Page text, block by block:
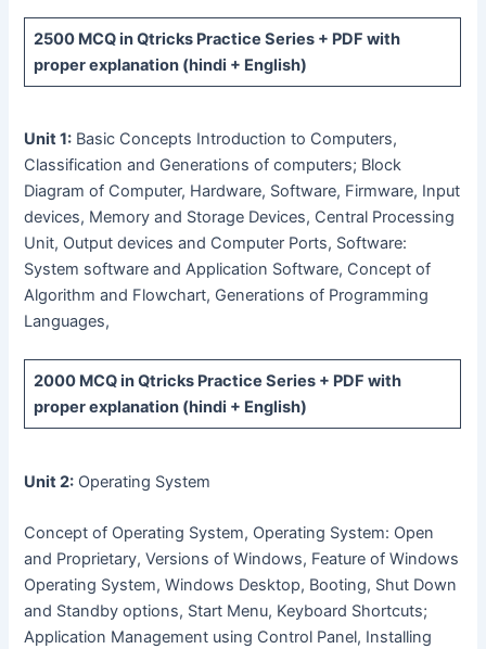
2500 MCQin Qtricks Practice Series + PDF with
proper explanation (hindi + English)
Unit 1: Basic Concepts Introduction to Computers,
Classification and Generations of computers; Block
Diagram of Computer, Hardware, Software, Firmware, Input
devices, Memory and Storage Devices, Central Processing
Unit, Output devices and Computer Ports, Software:
System software and Application Software, Concept of
Algorithm and Flowchart, Generations of Programming
Languages,
2000 MCQin Qtricks Practice Series + PDF with
proper explanation (hindi + English)
Unit 2: Operating System
Concept of Operating System, Operating System: Open
and Proprietary, Versions of Windows, Feature of Windows
Operating System, Windows Desktop, Booting, Shut Down
and Standby options, Start Menu, Keyboard Shortcuts;
Application Management using Control Panel, Installing